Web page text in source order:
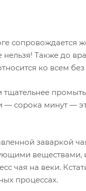
сопровождается
нельзя! Также до
ко всем
— сорока минут —
заваркой
веществами,
чая на веки.
процессах.